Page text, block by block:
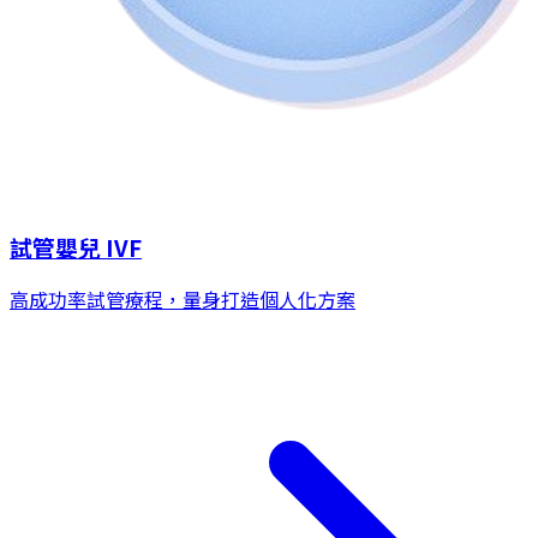
試管嬰兒 IVF
高成功率試管療程，量身打造個人化方案